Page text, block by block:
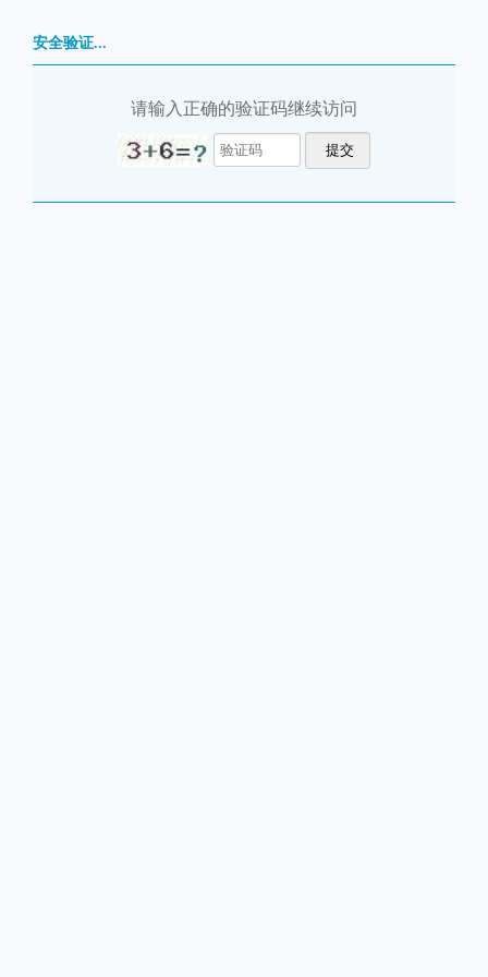
安全验证...
请输入正确的验证码继续访问